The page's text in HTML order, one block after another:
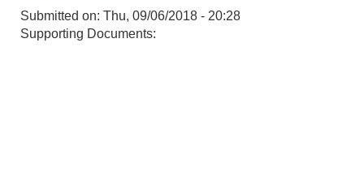
Submitted on: Thu, 09/06/2018 - 20:28
Supporting Documents: